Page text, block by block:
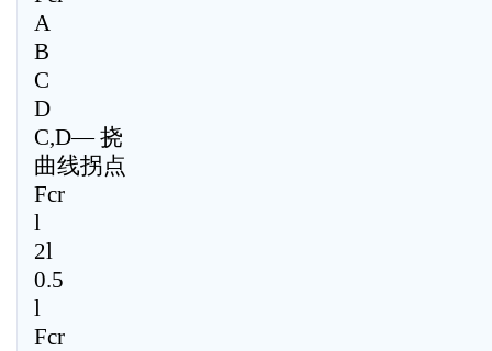
A
B
C
D
C,D— 挠
曲线拐点
Fcr
l
2l
0.5
l
Fcr